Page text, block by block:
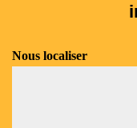
Nous localiser